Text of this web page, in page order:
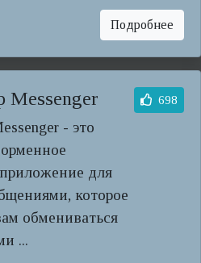
Подробнее
Messenger
- это
для
которое
обмениваться
...
698